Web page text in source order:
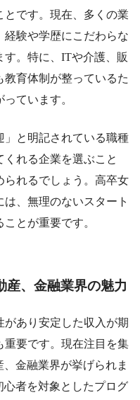
とです。現在、多くの業
験や学歴にこだわらな
。特に、ITや介護、販
育体制が整っているた
ています。
と明記されている職種
れる企業を選ぶこと
られるでしょう。高卒女
、無理のないスタート
とが重要です。
産、金融業界の魅力
あり安定した収入が期
重要です。現在注目を集
金融業界が挙げられま
者を対象としたプログ